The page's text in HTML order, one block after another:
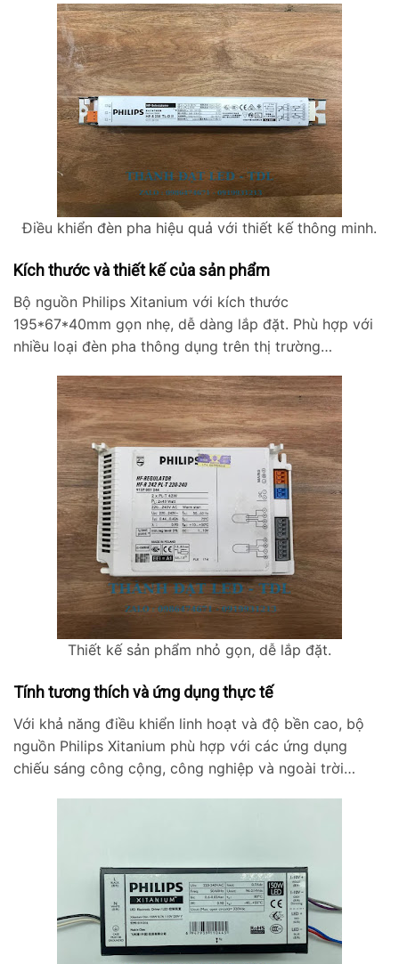
Điều khiển đèn pha hiệu quả với thiết kế thông minh.
Kích thước và thiết kế của sản phẩm
Bộ nguồn Philips Xitanium với kích thước
195*67*40mm gọn nhẹ, dễ dàng lắp đặt. Phù hợp với
nhiều loại đèn pha thông dụng trên thị trường…
Thiết kế sản phẩm nhỏ gọn, dễ lắp đặt.
Tính tương thích và ứng dụng thực tế
Với khả năng điều khiển linh hoạt và độ bền cao, bộ
nguồn Philips Xitanium phù hợp với các ứng dụng
chiếu sáng công cộng, công nghiệp và ngoài trời…